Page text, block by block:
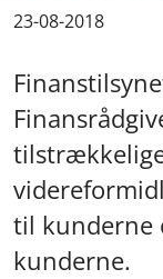
23-08-2018
til kunderne
kunderne.